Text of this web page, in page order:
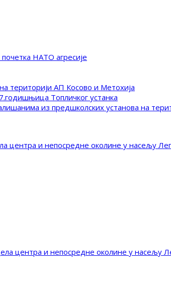
НАТО агресије
територији АП Косово и Метохија
Топличког устанка
из предшколских установа на
и непосредне околине у насељу
центра и непосредне околине у насељу